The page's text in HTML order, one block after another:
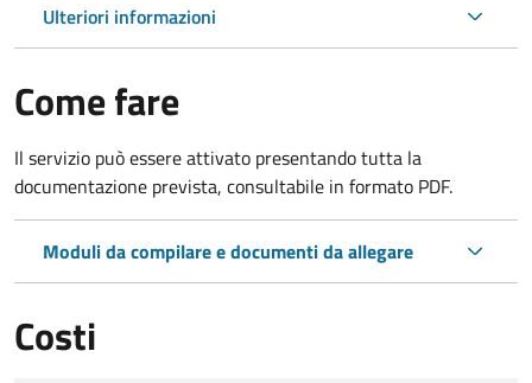
Ulteriori informazioni
Come fare
Il servizio può essere attivato presentando tutta la
documentazione prevista, consultabile in formato PDF.
Moduli da compilare e documenti da allegare
Costi